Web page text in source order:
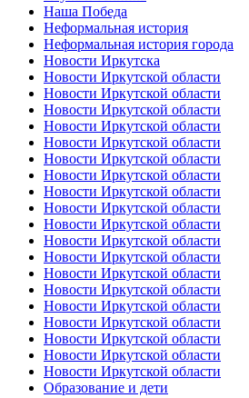
Наша Победа
Неформальная история
Неформальная история города
Новости Иркутска
Новости Иркутской области
Новости Иркутской области
Новости Иркутской области
Новости Иркутской области
Новости Иркутской области
Новости Иркутской области
Новости Иркутской области
Новости Иркутской области
Новости Иркутской области
Новости Иркутской области
Новости Иркутской области
Новости Иркутской области
Новости Иркутской области
Новости Иркутской области
Новости Иркутской области
Новости Иркутской области
Новости Иркутской области
Новости Иркутской области
Новости Иркутской области
Образование и дети